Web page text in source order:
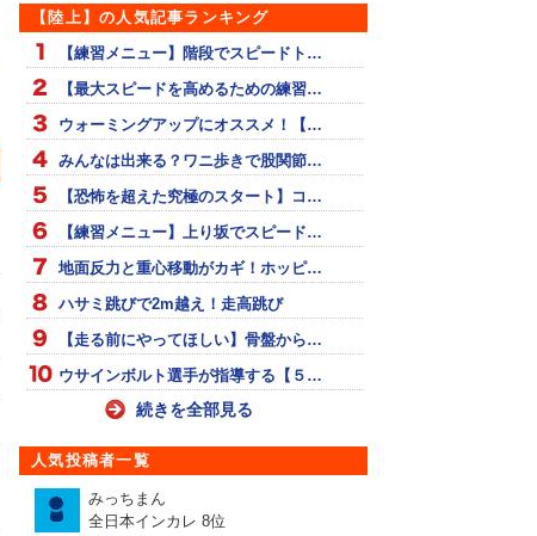
【陸上】の人気記事ランキング
【練習メニュー】階段でスピードト…
【最大スピードを高めるための練習…
ウォーミングアップにオススメ！【…
みんなは出来る？ワニ歩きで股関節…
【恐怖を超えた究極のスタート】コ…
【練習メニュー】上り坂でスピード…
地面反力と重心移動がカギ！ホッピ…
ハサミ跳びで2m越え！走高跳び
【走る前にやってほしい】骨盤から…
ウサインボルト選手が指導する【５…
続きを全部見る
人気投稿者一覧
みっちまん
全日本インカレ 8位